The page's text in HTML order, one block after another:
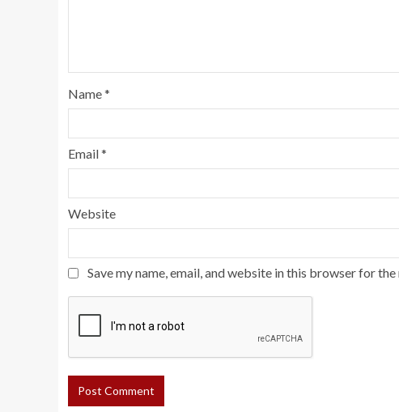
Name*
Email*
Website
Save my name, email, and website in this browser for